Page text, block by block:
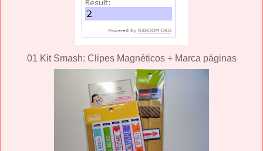
01 Kit Smash: Clipes Magnéticos + Marca páginas